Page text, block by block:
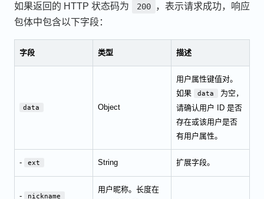
如果返回的 HTTP 状态码为 200
，表示请求成功，响应
包体中包含以下字段：
字段 类型 描述
data Object
用户属性键值对。
如果
data
为空，
请确认用户 ID 是否
存在或该用户是否
有用户属性。
- ext String 扩展字段。
- nickname
用户昵称。长度在